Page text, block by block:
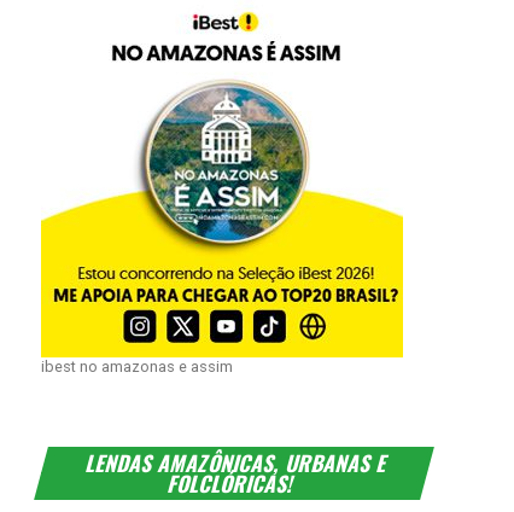
ibest no amazonas e assim
LENDAS AMAZÔNICAS, URBANAS E
FOLCLÓRICAS!